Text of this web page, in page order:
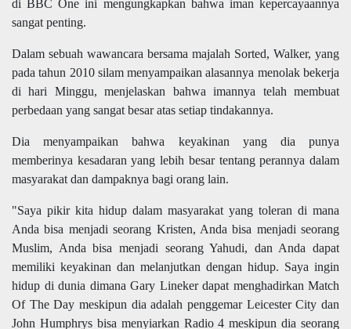
di BBC One ini mengungkapkan bahwa iman kepercayaannya
sangat penting.
Dalam sebuah wawancara bersama majalah Sorted, Walker, yang
pada tahun 2010 silam menyampaikan alasannya menolak bekerja
di hari Minggu, menjelaskan bahwa imannya telah membuat
perbedaan yang sangat besar atas setiap tindakannya.
Dia menyampaikan bahwa keyakinan yang dia punya
memberinya kesadaran yang lebih besar tentang perannya dalam
masyarakat dan dampaknya bagi orang lain.
"Saya pikir kita hidup dalam masyarakat yang toleran di mana
Anda bisa menjadi seorang Kristen, Anda bisa menjadi seorang
Muslim, Anda bisa menjadi seorang Yahudi, dan Anda dapat
memiliki keyakinan dan melanjutkan dengan hidup. Saya ingin
hidup di dunia dimana Gary Lineker dapat menghadirkan Match
Of The Day meskipun dia adalah penggemar Leicester City dan
John Humphrys bisa menyiarkan Radio 4 meskipun dia seorang